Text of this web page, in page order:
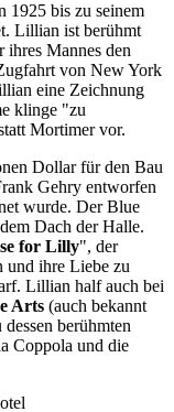
1925 bis zu seinem
Lillian ist berühmt
ihres Mannes den
von New York
eine Zeichnung
klinge "zu
Mortimer vor.
Dollar für den Bau
Gehry entworfen
wurde. Der Blue
Dach der Halle.
for Lilly", der
und ihre Liebe zu
Lillian half auch bei
Arts (auch bekannt
berühmten
Coppola und die